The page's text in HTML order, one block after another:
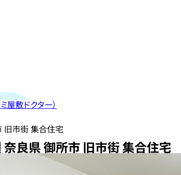
屋敷ドクター）
旧市街 集合住宅
良県 御所市 旧市街 集合住宅